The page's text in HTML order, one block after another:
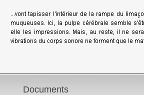
Documents